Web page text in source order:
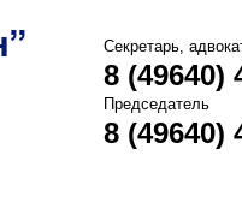
Секретарь,
8 (49640)
Председатель
8 (49640)